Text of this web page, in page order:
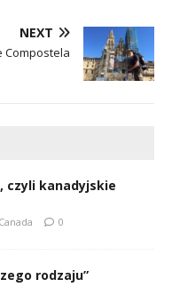
NEXT
Compostela
czyli kanadyjskie
0
rodzaju”